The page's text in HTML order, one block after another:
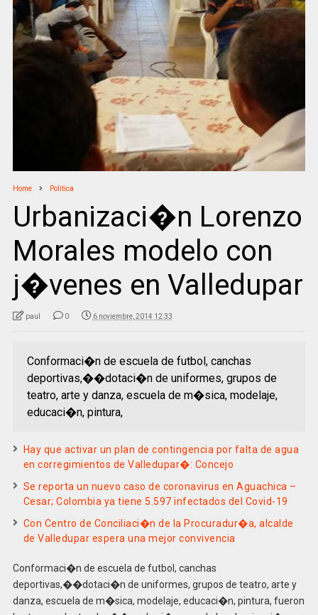
Home Politica
Urbanizaci�n Lorenzo
Morales modelo con
j�venes en Valledupar
paul 0 6 noviembre, 2014 12:33
Conformaci�n de escuela de futbol, canchas
deportivas,��dotaci�n de uniformes, grupos de
teatro, arte y danza, escuela de m�sica, modelaje,
educaci�n, pintura,
Hay que activar un plan de contingencia por falta de agua
en corregimientos de Valledupar�: Concejo
Se reporta un nuevo caso de coronavirus en Aguachica –
Cesar; Colombia ya tiene 5.597 infectados del Covid-19
Con Centro de Conciliaci�n de la Procuradur�a, alcalde
de Valledupar espera una mejor convivencia
Conformaci�n de escuela de futbol, canchas
deportivas,��dotaci�n de uniformes, grupos de teatro, arte y
danza, escuela de m�sica, modelaje, educaci�n, pintura, fueron